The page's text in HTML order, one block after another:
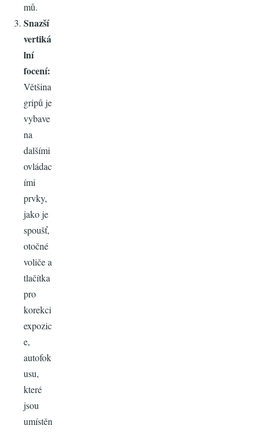
mů.
Snazší
vertiká
lní
focení:
Většina
gripů je
vybave
na
dalšími
ovládac
ími
prvky,
jako je
spoušť,
otočné
voliče a
tlačítka
pro
korekci
expozic
e,
autofok
usu,
které
jsou
umístěn